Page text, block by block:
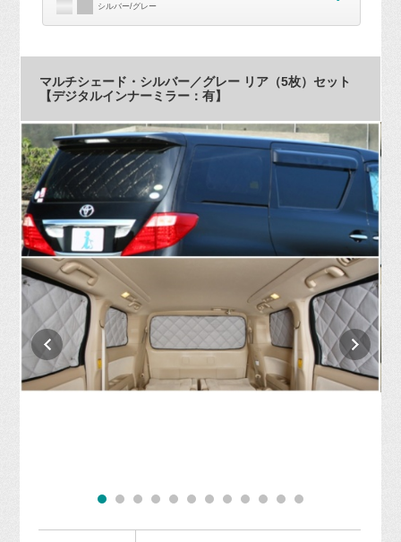
シルバー/グレー
マルチシェード・シルバー／グレー リア（5枚）セット
【デジタルインナーミラー：有】